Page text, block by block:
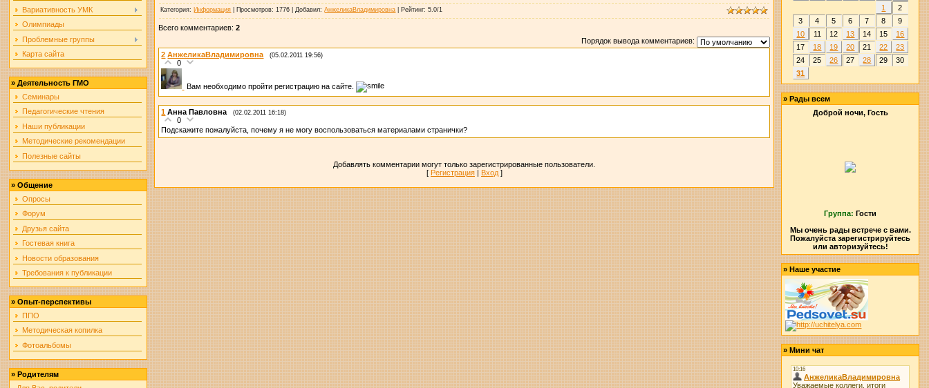
Вариативность УМК
Олимпиады
Проблемные группы
Карта сайта
»Деятельность ГМО
Семинары
Педагогические чтения
Наши публикации
Методические рекомендации
Полезные сайты
»Общение
Опросы
Форум
Друзья сайта
Гостевая книга
Новости образования
Требования к публикации
»Опыт-перспективы
ППО
Методическая копилка
Фотоальбомы
»Родителям
Категория: Информация Просмотров: 1776 | Добавил:АнжеликаВладимировна Рейтинг:5.0/1
Всего комментариев:2
Порядок вывода комментариев:
2 АнжеликаВладимировна (05.02.2011 19:56)
0
Вам необходимо пройти регистрацию на сайте.
1 Анна Павловна (02.02.2011 16:18)
0
Подскажите пожалуйста, почему я не могу воспользоваться материалами странички?
Добавлять комментарии могут только зарегистрированные пользователи.
[ Регистрация| Вход]
1
2
3
4 5 6 7 8
9
10
11 12 13 14 15
16
17
18 19 20 21 22
23
24
25 26 27 28 29
30
31
»Рады всем
Доброй ночи, Гость
Группа: Гости
Мы очень рады встрече с вами.
Пожалуйста зарегистрируйтесь
или авторизуйтесь!
»Наше участие
»Мини чат